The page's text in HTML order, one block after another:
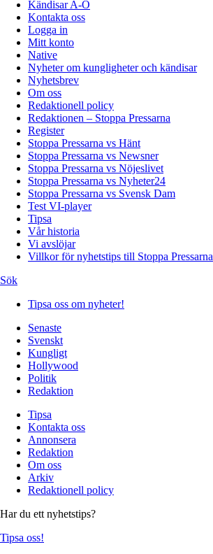
Kändisar A-Ö
Kontakta oss
Logga in
Mitt konto
Native
Nyheter om kungligheter och kändisar
Nyhetsbrev
Om oss
Redaktionell policy
Redaktionen – Stoppa Pressarna
Register
Stoppa Pressarna vs Hänt
Stoppa Pressarna vs Newsner
Stoppa Pressarna vs Nöjeslivet
Stoppa Pressarna vs Nyheter24
Stoppa Pressarna vs Svensk Dam
Test VI-player
Tipsa
Vår historia
Vi avslöjar
Villkor för nyhetstips till Stoppa Pressarna
Sök
Tipsa oss om nyheter!
Senaste
Svenskt
Kungligt
Hollywood
Politik
Redaktion
Tipsa
Kontakta oss
Annonsera
Redaktion
Om oss
Arkiv
Redaktionell policy
Har du ett nyhetstips?
Tipsa oss!